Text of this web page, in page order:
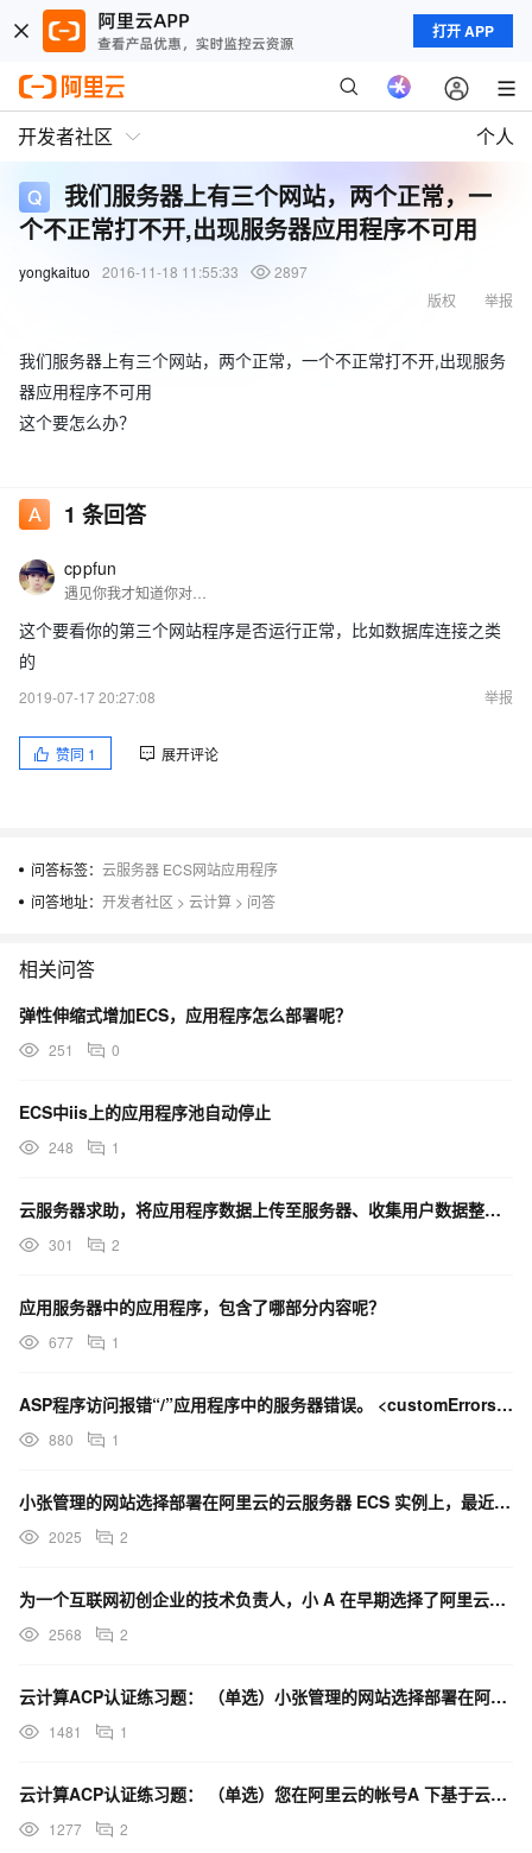
打开 APP
开发者社区 个人
我们服务器上有三个网站，两个正常，一
个不正常打不开,出现服务器应用程序不可用
yongkaituo 2016-11-18 11:55:33
2897
举报
版权
我们服务器上有三个网站，两个正常，一个不正常打不开,出现服务
器应用程序不可用
这个要怎么办？
1 条回答
cppfun
这个要看你的第三个网站程序是否运行正常，比如数据库连接之类
的
2019-07-17 20:27:08
举报
赞同 1 展开评论
问答标签： 云服务器 ECS网站应用程序
问答地址： 开发者社区 > 云计算 > 问答
相关问答
弹性伸缩式增加ECS，应用程序怎么部署呢？
251 0
ECS中iis上的应用程序池自动停止
248 1
云服务器求助，将应用程序数据上传至服务器、收集用户数据整套流程。
301 2
应用服务器中的应用程序，包含了哪部分内容呢？
677 1
ASP程序访问报错“/”应用程序中的服务器错误。 <customErrors mode="Off"/
880 1
小张管理的网站选择部署在阿里云的云服务器 ECS 实例上，最近发现一个现象，网站首页的宣传视频在某些
2025 2
为一个互联网初创企业的技术负责人，小 A 在早期选择了阿里云的云服务器 ECS 并将 Java 应用
2568 2
云计算ACP认证练习题： （单选）小张管理的网站选择部署在阿里云的云服务器ECS 实例上，最近发现
1481 1
云计算ACP认证练习题： （单选）您在阿里云的帐号A 下基于云服务器ECS 实例搭建好了Web 应用
1277 2